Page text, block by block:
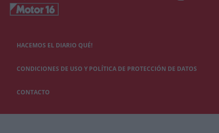
HACEMOS EL DIARIO QUÉ!
CONDICIONES DE USO Y POLÍTICA DE PROTECCIÓN DE DATOS
CONTACTO